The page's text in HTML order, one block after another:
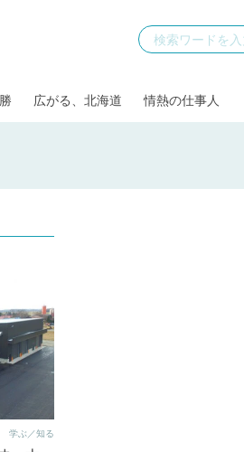
広がる、北海道 情熱の仕事人
学ぶ／知る